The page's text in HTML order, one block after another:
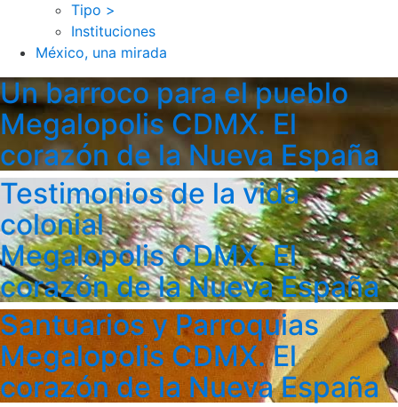
Tipo >
Instituciones
México, una mirada
Un barroco para el pueblo
Megalopolis CDMX. El
corazón de la Nueva España
Testimonios de la vida
colonial
Megalopolis CDMX. El
corazón de la Nueva España
Santuarios y Parroquias
Megalopolis CDMX. El
corazón de la Nueva España